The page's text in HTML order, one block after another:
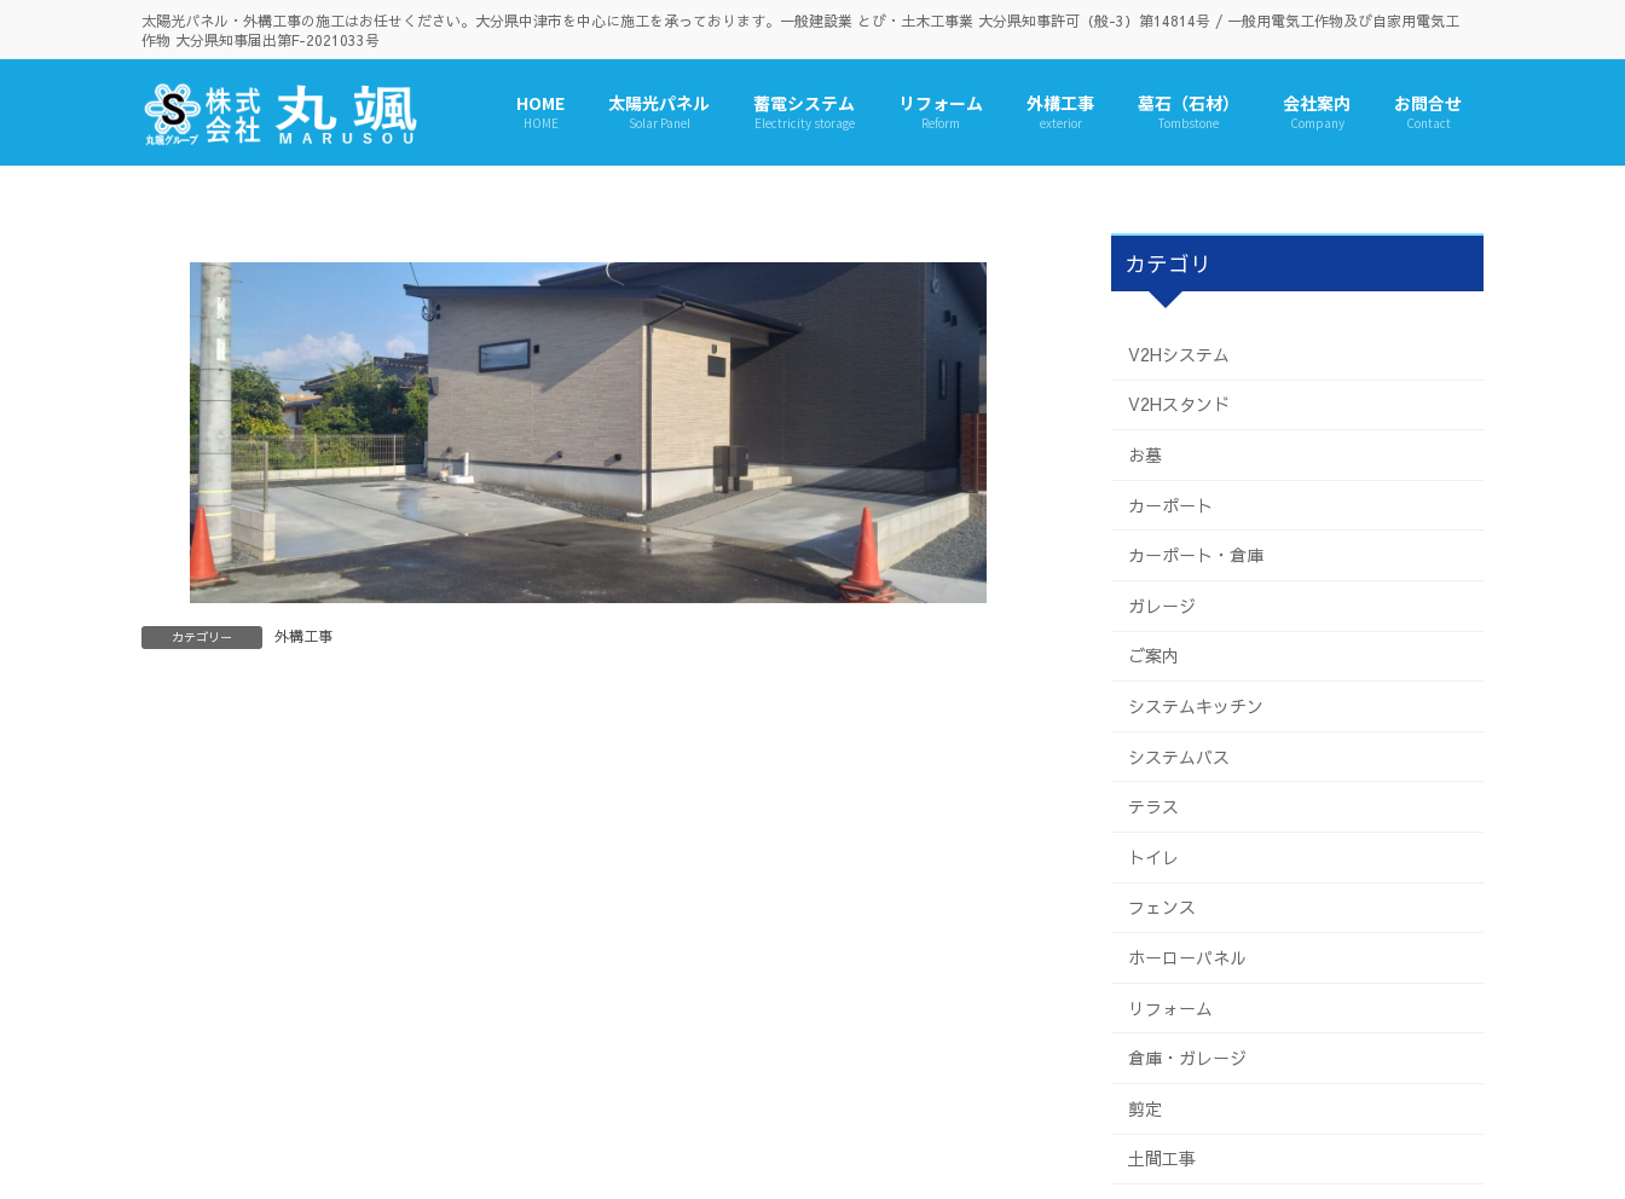
テ
ゲ
太陽光パネル・外構工事の施工はお任せください。大分県中津市を中心に施工を承っております。一般建設業 とび・土木工事業 大分県知事許可（般-3）第14814号 / 一般用電気工作物及び自家用電気工
作物 大分県知事届出第F-2021033号
HOME
HOME
太陽光パネル
Solar Panel
蓄電システム
Electricity storage
リフォーム
Reform
外構工事
exterior
墓石（石材）
Tombstone
会社案内
Company
お問合せ
Contact
カテゴリー 外構工事
カテゴリ
V2Hシステム
V2Hスタンド
お墓
カーポート
カーポート・倉庫
ガレージ
ご案内
システムキッチン
システムバス
テラス
トイレ
フェンス
ホーローパネル
リフォーム
倉庫・ガレージ
剪定
土間工事